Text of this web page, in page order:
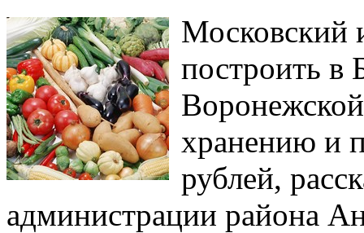
Московский
построить в
хранению и
рублей,
администрации района